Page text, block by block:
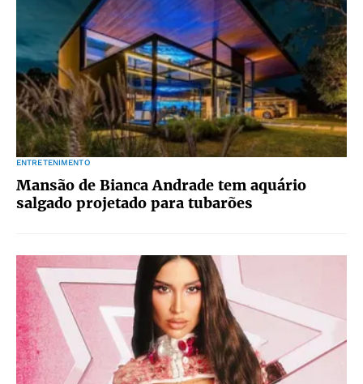
ENTRETENIMENTO
Mansão de Bianca Andrade tem aquário
salgado projetado para tubarões